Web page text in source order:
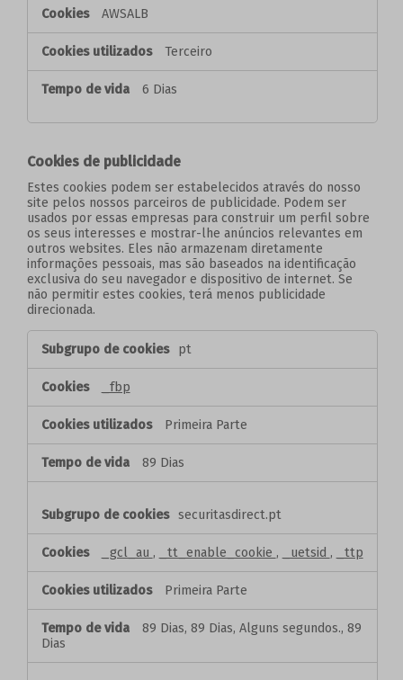
AWSALB
Terceiro
6 Dias
Cookies de publicidade
Estes cookies podem ser estabelecidos através do nosso
site pelos nossos parceiros de publicidade. Podem ser
usados por essas empresas para construir um perfil sobre
os seus interesses e mostrar-lhe anúncios relevantes em
outros websites. Eles não armazenam diretamente
informações pessoais, mas são baseados na identificação
exclusiva do seu navegador e dispositivo de internet. Se
não permitir estes cookies, terá menos publicidade
direcionada.
Cookies
de
publicidade
pt
_fbp
Primeira Parte
89 Dias
securitasdirect.pt
_gcl_au , _tt_enable_cookie , _uetsid , _ttp
Primeira Parte
89 Dias, 89 Dias, Alguns segundos., 89
Dias